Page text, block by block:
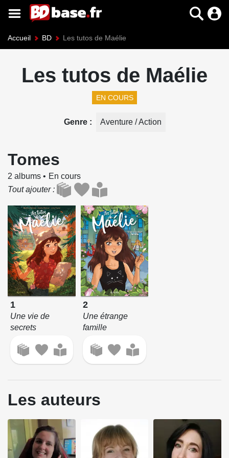
Accueil BD Les tutos de Maélie
Les tutos de Maélie
EN COURS
Genre Aventure / Action
Tomes
2 albums
En cours
Tout ajouter
1
Une vie de
secrets
2
Une étrange
famille
Les auteurs